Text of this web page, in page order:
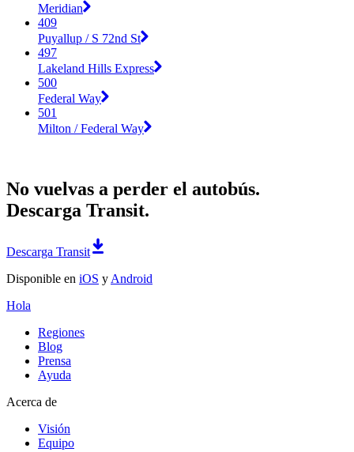
Meridian
409
Puyallup / S 72nd St
497
Lakeland Hills Express
500
Federal Way
501
Milton / Federal Way
No vuelvas a perder el autobús.
Descarga Transit.
Descarga Transit
Disponible en iOS y Android
Hola
Regiones
Blog
Prensa
Ayuda
Acerca de
Visión
Equipo